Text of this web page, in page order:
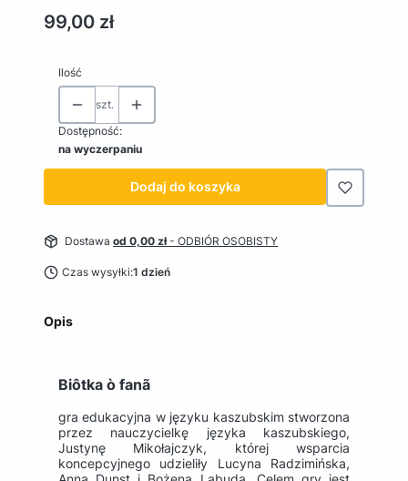
Cena
99,00 zł
Ilość
szt.
Dostępność:
na wyczerpaniu
Dodaj do koszyka
Dostawa od 0,00 zł- ODBIÓR OSOBISTY
Czas wysyłki:1 dzień
Opis
Biôtka ò fanã
gra edukacyjna w języku kaszubskim stworzona
przez nauczycielkę języka kaszubskiego,
Justynę Mikołajczyk, której wsparcia
koncepcyjnego udzieliły Lucyna Radzimińska,